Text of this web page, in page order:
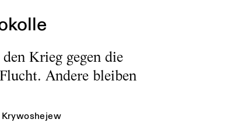
Krieg gegen die
Andere bleiben